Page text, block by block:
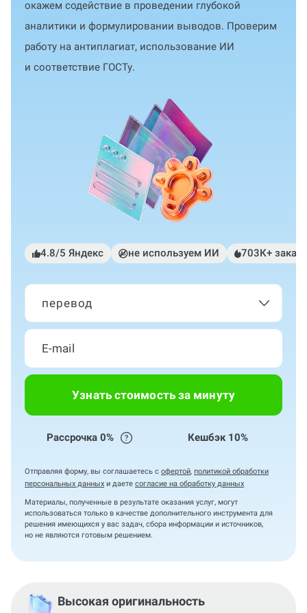
окажем содействие в проведении глубокой
аналитики и формулировании выводов. Проверим
работу на антиплагиат, использование ИИ
и соответствие ГОСТу.
4.8/5 Яндекс не используем ИИ 703К+
перевод
Узнать стоимость за минуту
Рассрочка 0% Кешбэк 10%
Отправляя форму, вы соглашаетесь с офертой, политикой обработки
персональных данных и даете согласие на обработку данных
Материалы, полученные в результате оказания услуг, могут
использоваться только в качестве дополнительного инструмента для
решения имеющихся у вас задач, сбора информации и источников,
но не являются готовым решением.
Высокая оригинальность